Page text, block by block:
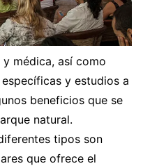
médica, así como
y estudios a
beneficios que se
natural.
tipos son
que ofrece el